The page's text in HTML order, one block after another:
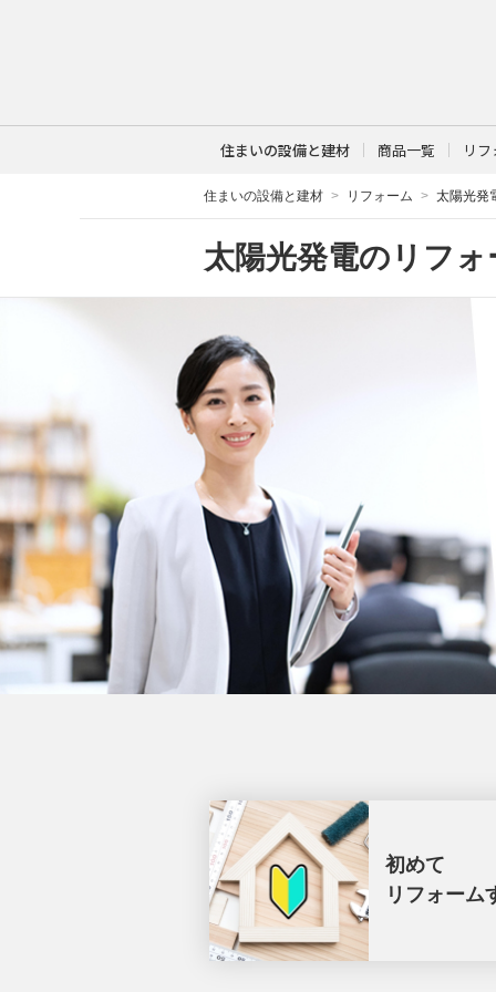
住まいの設備と建材 商品一覧 リ
住まいの設備と建材 リフォーム 太陽光発
太陽光発電のリフォ
初めて
リフォーム